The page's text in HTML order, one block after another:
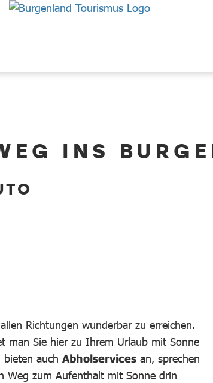
INS
Richtungen wunderbar zu erreichen.
man Sie hier zu Ihrem Urlaub mit Sonne
bieten auch Abholservices an, sprechen
Weg zum Aufenthalt mit Sonne drin